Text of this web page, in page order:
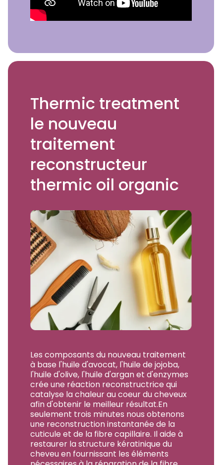
Thermic treatment
le nouveau
traitement
reconstructeur
thermic oil organic
Les composants du nouveau traitement
à base l'huile d'avocat, l'huile de jojoba,
l'huile d'olive, l'huile d'argan et d'enzymes
crée une réaction reconstructrice qui
catalyse la chaleur au coeur du cheveux
afin d'obtenir le meilleur résultat.En
seulement trois minutes nous obtenons
une reconstruction instantanée de la
cuticule et de la fibre capillaire. Il aide à
restaurer la structure kératinique du
cheveu en fournissant les éléments